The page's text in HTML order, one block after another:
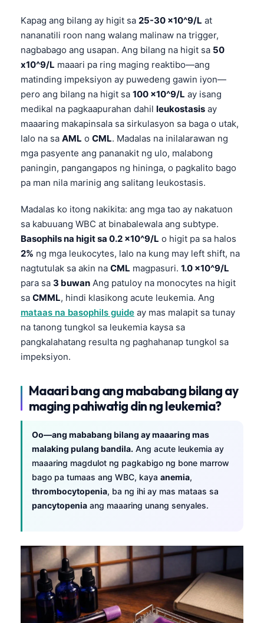
Kapag ang bilang ay higit sa 25-30 x10^9/L at
nananatili roon nang walang malinaw na trigger,
nagbabago ang usapan. Ang bilang na higit sa 50
x10^9/L maaari pa ring maging reaktibo—ang
matinding impeksiyon ay puwedeng gawin iyon—
pero ang bilang na higit sa 100 x10^9/L ay isang
medikal na pagkaapurahan dahil leukostasis ay
maaaring makapinsala sa sirkulasyon sa baga o utak,
lalo na sa AML o CML. Madalas na inilalarawan ng
mga pasyente ang pananakit ng ulo, malabong
paningin, pangangapos ng hininga, o pagkalito bago
pa man nila marinig ang salitang leukostasis.
Madalas ko itong nakikita: ang mga tao ay nakatuon
sa kabuuang WBC at binabalewala ang subtype.
Basophils na higit sa 0.2 x10^9/L o higit pa sa halos
2% ng mga leukocytes, lalo na kung may left shift, na
nagtutulak sa akin na CML magpasuri. 1.0 x10^9/L
para sa 3 buwan Ang patuloy na monocytes na higit
sa CMML, hindi klasikong acute leukemia. Ang
mataas na basophils guide ay mas malapit sa tunay
na tanong tungkol sa leukemia kaysa sa
pangkalahatang resulta ng paghahanap tungkol sa
impeksiyon.
Maaari bang ang mababang bilang ay
maging pahiwatig din ng leukemia?
Oo—ang mababang bilang ay maaaring mas
malaking pulang bandila. Ang acute leukemia ay
maaaring magdulot ng pagkabigo ng bone marrow
bago pa tumaas ang WBC, kaya anemia,
thrombocytopenia, ba ng ihi ay mas mataas sa
pancytopenia ang maaaring unang senyales.